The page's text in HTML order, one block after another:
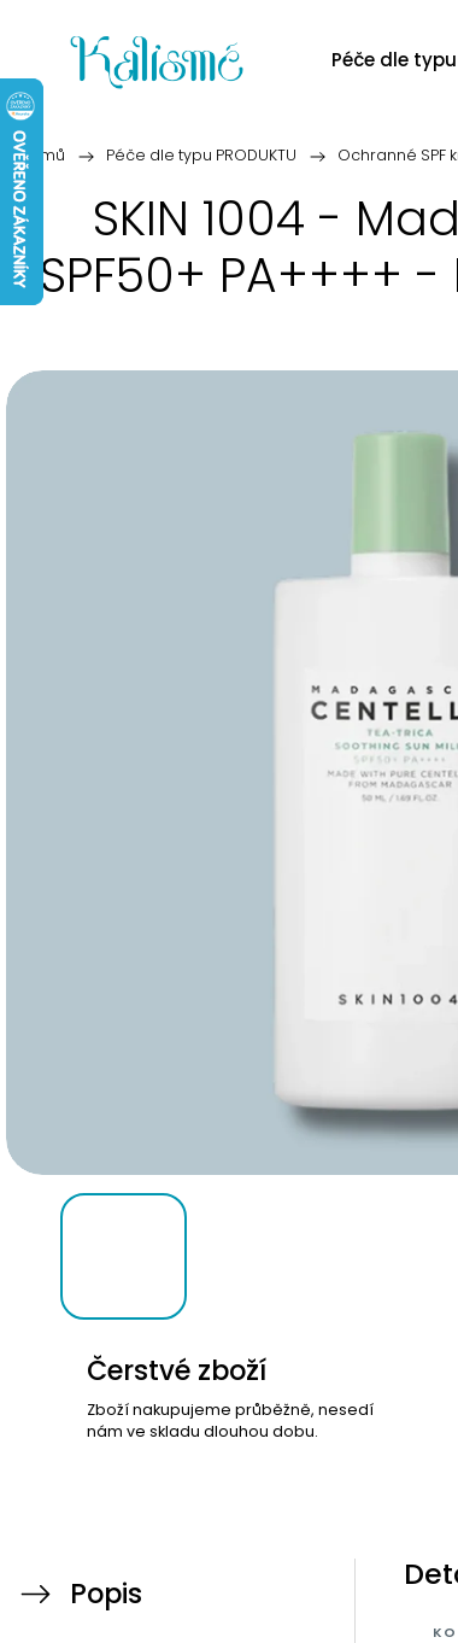
Péče dle typu
Domů / Péče dle typu PRODUKTU / Ochranné SPF
SKIN 1004 -
SPF50+
Čerstvé zboží
Zboží nakupujeme průběžně, nesedí
nám ve skladu dlouhou dobu.
Popis